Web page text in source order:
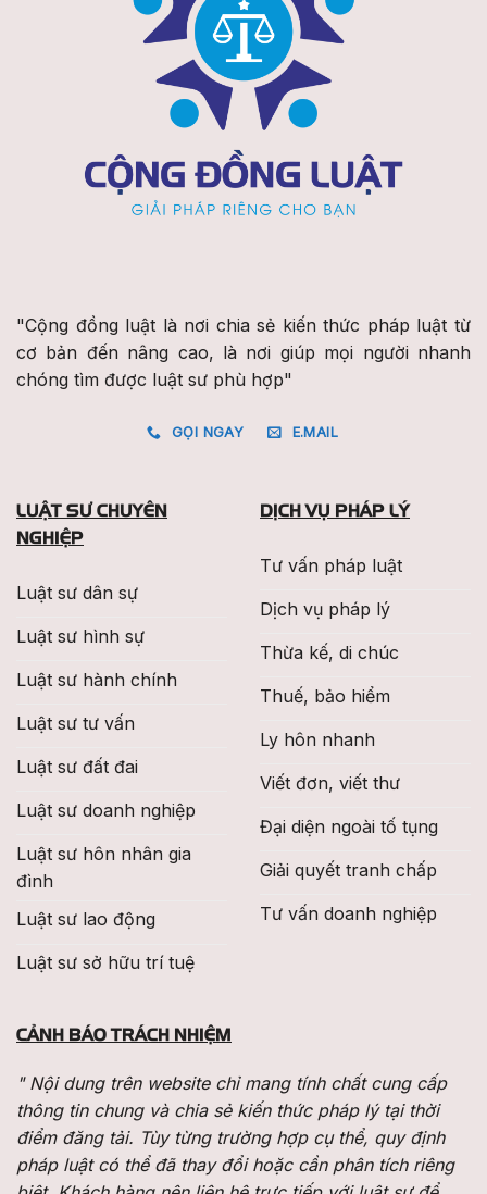
"Cộng đồng luật là nơi chia sẻ kiến thức pháp luật từ
cơ bản đến nâng cao, là nơi giúp mọi người nhanh
chóng tìm được luật sư phù hợp"
GỌI NGAY E.MAIL
LUẬT SƯ CHUYÊN
NGHIỆP
Luật sư dân sự
Luật sư hình sự
Luật sư hành chính
Luật sư tư vấn
Luật sư đất đai
Luật sư doanh nghiệp
Luật sư hôn nhân gia
đình
Luật sư lao động
Luật sư sở hữu trí tuệ
DỊCH VỤ PHÁP LÝ
Tư vấn pháp luật
Dịch vụ pháp lý
Thừa kế, di chúc
Thuế, bảo hiểm
Ly hôn nhanh
Viết đơn, viết thư
Đại diện ngoài tố tụng
Giải quyết tranh chấp
Tư vấn doanh nghiệp
CẢNH BÁO TRÁCH NHIỆM
" Nội dung trên website chỉ mang tính chất cung cấp
thông tin chung và chia sẻ kiến thức pháp lý tại thời
điểm đăng tải. Tùy từng trường hợp cụ thể, quy định
pháp luật có thể đã thay đổi hoặc cần phân tích riêng